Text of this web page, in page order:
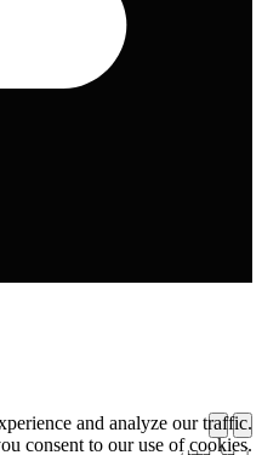
and analyze our traffic.
consent to our use of cookies.
زبانیں